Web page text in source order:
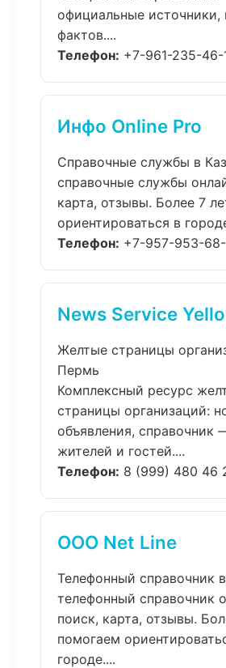
официальные источники,
фактов....
Телефон: +7-961-235-46-
Инфо Online Pro
Справочные службы в
справочные службы
карта, отзывы. Более 7
ориентироваться в
Телефон: +7-957-953-
News Service
Желтые страницы
Пермь
Комплексный ресурс
страницы организаций:
объявления, справочник
жителей и гостей....
Телефон: 8 (999) 480 46
ООО Net Line
Телефонный справочник
телефонный справочник
поиск, карта, отзывы.
помогаем
городе....